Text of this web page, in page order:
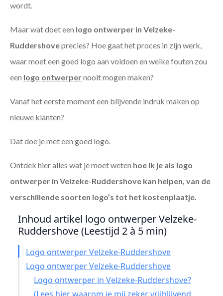
wordt.
Maar wat doet een logo ontwerper in Velzeke-
Ruddershoveprecies? Hoe gaat het proces in zijn werk,
waar moet een goed logo aan voldoen en welke fouten zou
een logo ontwerpernooit mogen maken?
Vanaf het eerste moment een blijvende indruk maken op
nieuwe klanten?
Dat doe je met een goed logo.
Ontdek hier alles wat je moet weten hoe ik je als logo
ontwerper in Velzeke-Ruddershove kan helpen, van de
verschillende soorten logo’s tot het kostenplaatje.
Inhoud artikel logo ontwerper Velzeke-
Ruddershove (Leestijd 2 à 5 min)
Logo ontwerper Velzeke-Ruddershove
Logo ontwerper Velzeke-Ruddershove
Logo ontwerper in Velzeke-Ruddershove?